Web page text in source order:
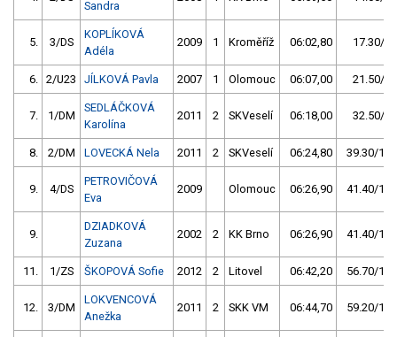
Sandra
5. 3/DS
KOPLÍKOVÁ
Adéla
2009 1 Kroměříž 06:02,80 17.30/
6. 2/U23 JÍLKOVÁ Pavla 2007 1 Olomouc 06:07,00 21.50/
7. 1/DM
SEDLÁČKOVÁ
Karolína
2011 2 SKVeselí 06:18,00 32.50/
8. 2/DM LOVECKÁ Nela 2011 2 SKVeselí 06:24,80 39.30/
9. 4/DS
PETROVIČOVÁ
Eva
2009 Olomouc 06:26,90 41.40/
9.
DZIADKOVÁ
Zuzana
2002 2 KK Brno 06:26,90 41.40/
11. 1/ZS ŠKOPOVÁ Sofie 2012 2 Litovel 06:42,20 56.70/
12. 3/DM
LOKVENCOVÁ
Anežka
2011 2 SKK VM 06:44,70 59.20/